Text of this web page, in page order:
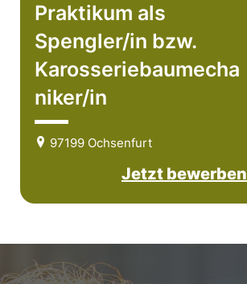
Praktikum als
Spengler/in bzw.
Karosseriebaumecha
niker/in
97199 Ochsenfurt
Jetzt bewerben